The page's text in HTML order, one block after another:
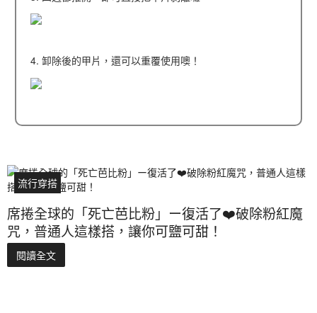
4. 卸除後的甲片，還可以重覆使用噢！
流行穿搭
席捲全球的「死亡芭比粉」ー復活了❤️破除粉紅魔
咒，普通人這樣搭，讓你可鹽可甜！
閱讀全文